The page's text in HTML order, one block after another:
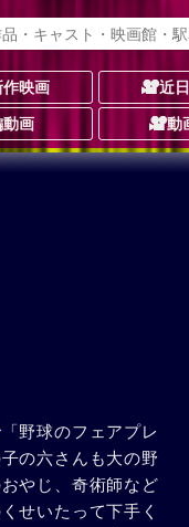
映画 近
画 動
野球のフェアプレ
の六さんも大の野
やじ、奇術師など
せいたって下手く